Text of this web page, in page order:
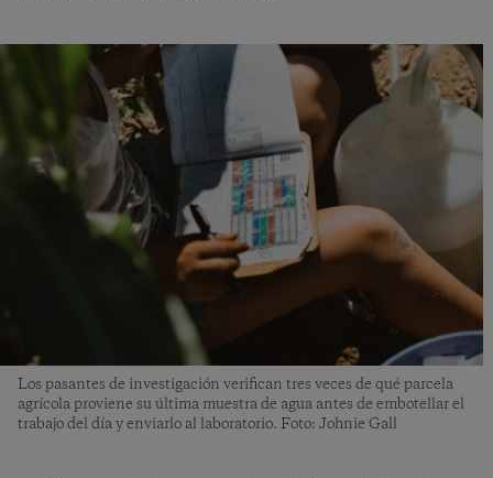
Los pasantes de investigación verifican tres veces de qué parcela
agrícola proviene su última muestra de agua antes de embotellar el
trabajo del día y enviarlo al laboratorio. Foto: Johnie Gall